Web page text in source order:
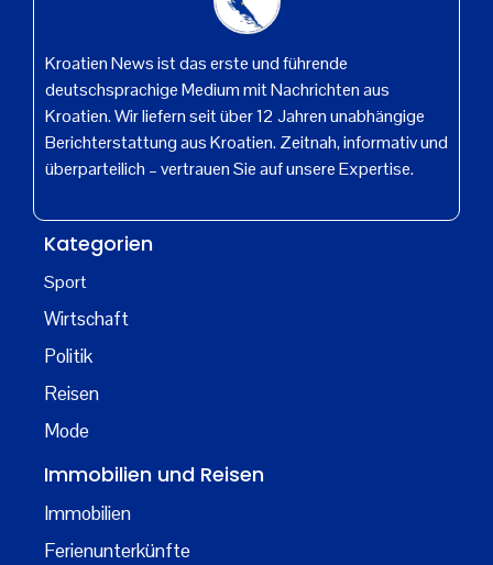
Kroatien News ist das erste und führende
deutschsprachige Medium mit Nachrichten aus
Kroatien. Wir liefern seit über 12 Jahren unabhängige
Berichterstattung aus Kroatien. Zeitnah, informativ und
überparteilich – vertrauen Sie auf unsere Expertise.
Kategorien
Sport
Wirtschaft
Politik
Reisen
Mode
Immobilien und Reisen
Immobilien
Ferienunterkünfte